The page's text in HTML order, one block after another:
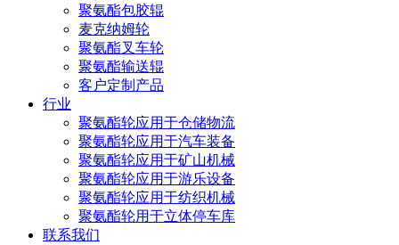
聚氨酯包胶辊
麦克纳姆轮
聚氨酯叉车轮
聚氨酯输送辊
客户定制产品
行业
聚氨酯轮应用于仓储物流
聚氨酯轮应用于汽车装备
聚氨酯轮应用于矿山机械
聚氨酯轮应用于游乐设备
聚氨酯轮应用于纺织机械
聚氨酯轮用于立体停车库
联系我们